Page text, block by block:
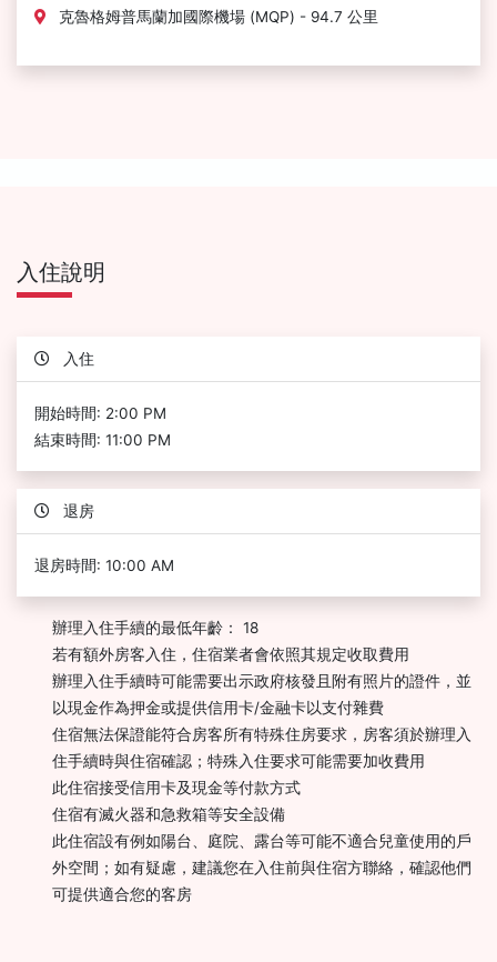
克魯格姆普馬蘭加國際機場 (MQP) - 94.7 公里
入住說明
入住
開始時間: 2:00 PM
結束時間: 11:00 PM
退房
退房時間: 10:00 AM
辦理入住手續的最低年齡： 18
若有額外房客入住，住宿業者會依照其規定收取費用
辦理入住手續時可能需要出示政府核發且附有照片的證件，並
以現金作為押金或提供信用卡/金融卡以支付雜費
住宿無法保證能符合房客所有特殊住房要求，房客須於辦理入
住手續時與住宿確認；特殊入住要求可能需要加收費用
此住宿接受信用卡及現金等付款方式
住宿有滅火器和急救箱等安全設備
此住宿設有例如陽台、庭院、露台等可能不適合兒童使用的戶
外空間；如有疑慮，建議您在入住前與住宿方聯絡，確認他們
可提供適合您的客房